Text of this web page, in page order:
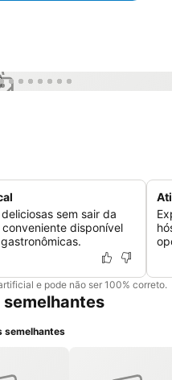
sem sair da
disponível
e pode não ser 100% correto.
semelhantes